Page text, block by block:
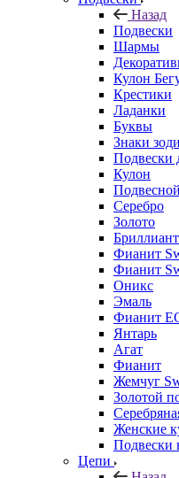
Назад
Подвески
Шармы
Кулон
Крестики
Ладанки
Буквы
Знаки
Подвески
Кулон
Серебро
Золото
Бриллиант
Фианит
Фианит
Оникс
Эмаль
Фианит
Янтарь
Агат
Фианит
Жемчуг
Золотой
Женские
Подвески
Цепи